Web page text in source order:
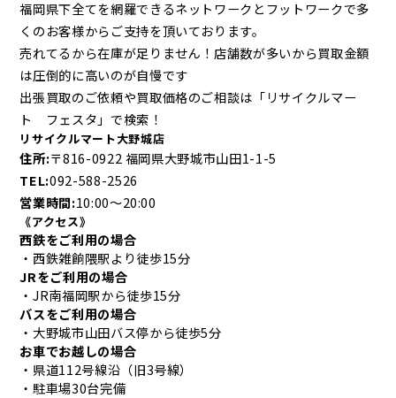
福岡県下全てを網羅できるネットワークとフットワークで多
くのお客様からご支持を頂いております。
売れてるから在庫が足りません！店舗数が多いから買取金額
は圧倒的に高いのが自慢です
出張買取のご依頼や買取価格のご相談は「リサイクルマー
ト フェスタ」で検索！
リサイクルマート大野城店
住所:〒816-0922 福岡県大野城市山田1-1-5
TEL:092-588-2526
営業時間:10:00～20:00
《アクセス》
西鉄をご利用の場合
・西鉄雑餉隈駅より徒歩15分
JRをご利用の場合
・JR南福岡駅から徒歩15分
バスをご利用の場合
・大野城市山田バス停から徒歩5分
お車でお越しの場合
・県道112号線沿（旧3号線）
・駐車場30台完備